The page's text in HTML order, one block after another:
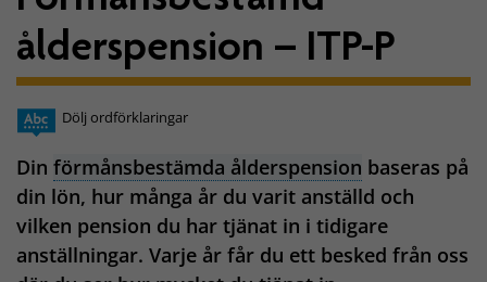
ålderspension – ITP-P
Dölj ordförklaringar
Din förmånsbestämda ålderspension baseras på
din lön, hur många år du varit anställd och
vilken pension du har tjänat in i tidigare
anställningar. Varje år får du ett besked från oss